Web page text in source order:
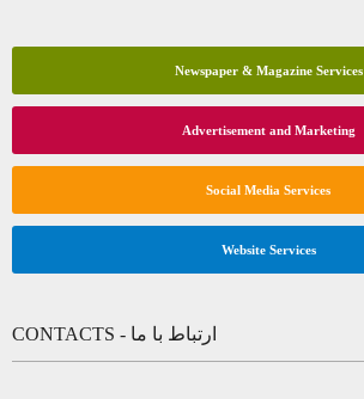
Newspaper & Magazine Services
Advertisement and Marketing
Social Media Services
Website Services
CONTACTS - ارتباط با ما